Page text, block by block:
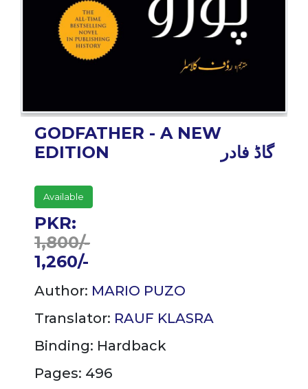
CONTACT
GODFATHER - A NEW
EDITION
گاڈ فادر
Available
PKR:
1,800/-
1,260/-
Author: MARIO PUZO
Translator: RAUF KLASRA
Binding: Hardback
Pages: 496